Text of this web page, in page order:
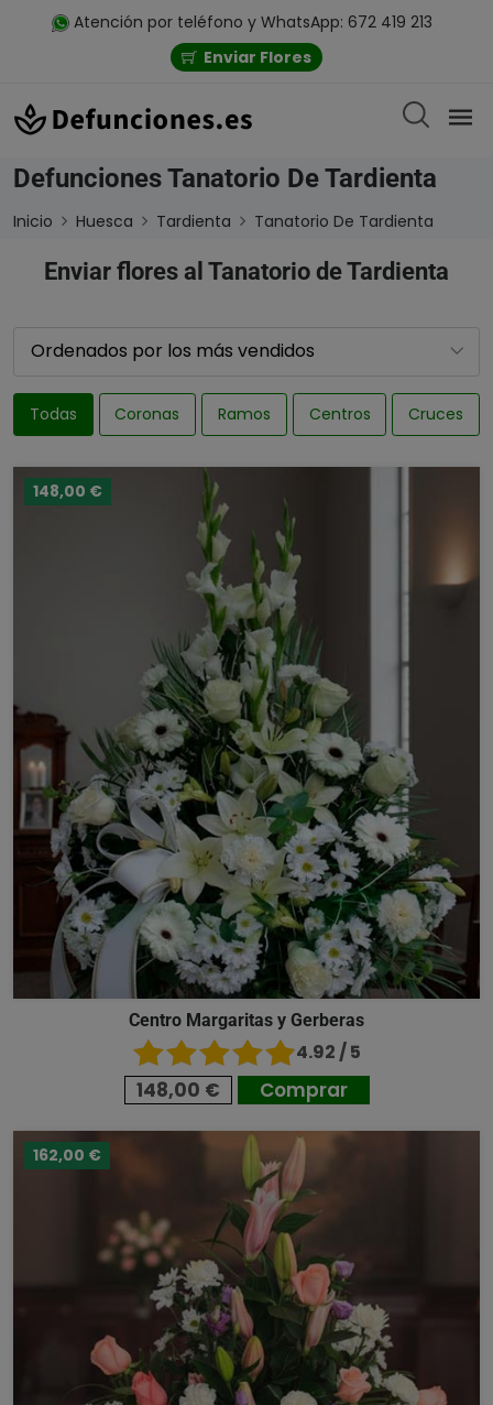
Atención por teléfono y WhatsApp: 672 419 213
Enviar Flores
Defunciones Tanatorio De Tardienta
Inicio Huesca Tardienta Tanatorio De Tardienta
Enviar flores al Tanatorio de Tardienta
Todas Coronas Ramos Centros Cruces
148,00 €
Centro Margaritas y Gerberas
4.92 / 5
148,00 € Comprar
162,00 €